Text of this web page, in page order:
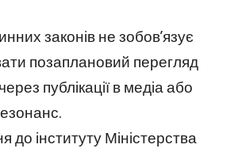
законів не зобов’язує
позаплановий перегляд
публікації в медіа або
до інституту Міністерства